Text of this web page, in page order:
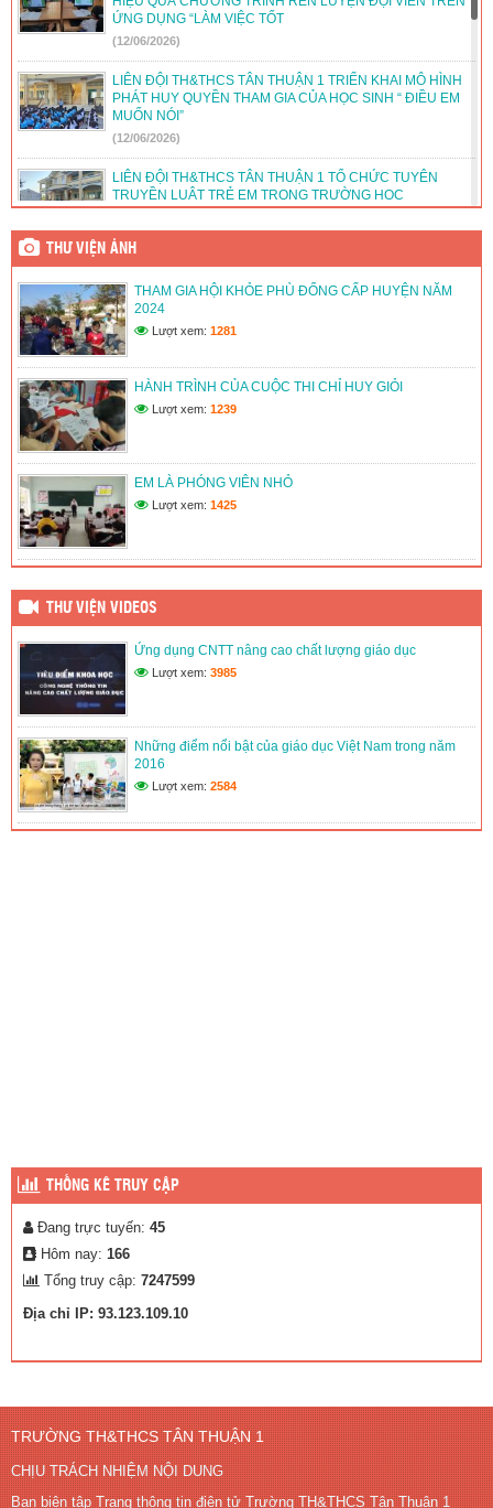
ỨNG DỤNG “LÀM VIỆC TỐT
(12/06/2026)
LIÊN ĐỘI TH&THCS TÂN THUẬN 1 TRIỂN KHAI MÔ HÌNH
PHÁT HUY QUYỀN THAM GIA CỦA HỌC SINH “ ĐIỀU EM
MUỐN NÓI”
(12/06/2026)
LIÊN ĐỘI TH&THCS TÂN THUẬN 1 TỔ CHỨC TUYÊN
TRUYỀN LUẬT TRẺ EM TRONG TRƯỜNG HỌC
LIÊN ĐỘI TH&THCS TÂN THUẬN 1 TỔ CHỨC HOẠT ĐỘNG
(12/06/2026)
LIÊN ĐỘI TRƯỜNG TH&THCS TÂN THUẬN 1 DUY TRÌ VÀ
PHÁT TRIỂN CÂU LẠC BỘ VĂN HÓA, VĂN NGHỆ, THỂ
THAO
(12/06/2026)
LIÊN ĐỘI TRƯỜNG TH&THCS TÂN THUẬN 1 TỔ CHỨC
HOẠT ĐỘNG VIẾT THƯ CHÀO MỪNG ĐẠI HỘI ĐOÀN CÁC
CẤP
(12/06/2026)
THƯ VIỆN ẢNH
THAM GIA HỘI KHỎE PHÙ ĐỔNG CẤP HUYỆN NĂM
2024
Lượt xem: 1281
HÀNH TRÌNH CỦA CUỘC THI CHỈ HUY GIỎI
Lượt xem: 1239
EM LÀ PHÓNG VIÊN NHỎ
Lượt xem: 1425
THƯ VIỆN VIDEOS
Ứng dụng CNTT nâng cao chất lượng giáo dục
Lượt xem: 3985
Những điểm nổi bật của giáo dục Việt Nam trong năm
2016
Lượt xem: 2584
THỐNG KÊ TRUY CẬP
Đang trực tuyến: 45
Hôm nay: 166
Tổng truy cập: 7247599
Địa chỉ IP: 93.123.109.10
TRƯỜNG TH&THCS TÂN THUẬN 1
CHỊU TRÁCH NHIỆM NỘI DUNG
Ban biên tập Trang thông tin điện tử Trường TH&THCS Tân Thuận 1